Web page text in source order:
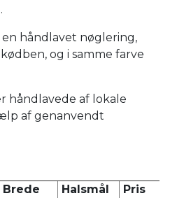
håndlavet nøglering,
og i samme farve
håndlavede af lokale
af genanvendt
Brede Halsmål
Pris